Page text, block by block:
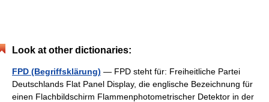
Look at other dictionaries:
FPD (Begriffsklärung) — FPD steht für: Freiheitliche Partei
Deutschlands Flat Panel Display, die englische Bezeichnung für
einen Flachbildschirm Flammenphotometrischer Detektor in der